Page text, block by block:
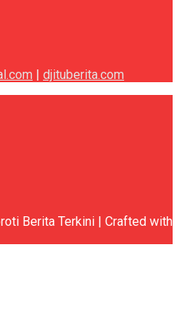
djituberita.com
Berita Terkini | Crafted with